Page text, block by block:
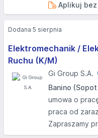
Aplikuj bez
Elektromechanik /
Ruchu (K/M)
Gi Group S.A.
Banino
umowa o
praca od zaraz
Zapraszamy
Dodana 5 sierpnia